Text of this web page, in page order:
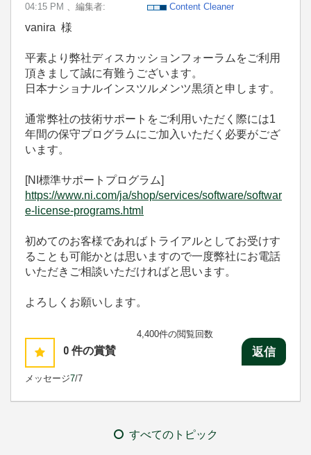
04:15 PM 、編集者: Content Cleaner
vanira 様
平素より弊社ディスカッションフォーラムをご利用
頂きまして誠に有難うございます。
日本ナショナルインスツルメンツ黒須と申します。
通常弊社の技術サポートをご利用いただく際には1
年間の保守プログラムにご加入いただく必要がござ
います。
[NI標準サポートプログラム]
https://www.ni.com/ja/shop/services/software/softwar
e-license-programs.html
初めてのお客様であればトライアルとしてお受けす
ることも可能かとは思いますので一度弊社にお電話
いただきご相談いただければと思います。
よろしくお願いします。
0 件の賞賛
メッセージ7/7
4,400件の閲覧回数
返信
すべてのトピック